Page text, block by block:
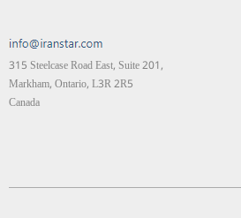
315 Steelcase Road East, Suite 201,
Markham, Ontario, L3R 2R5
Canada